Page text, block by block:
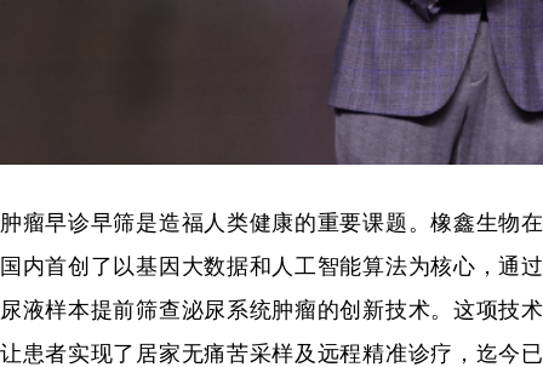
肿瘤早诊早筛是造福人类健康的重要课题。橡鑫生物在
国内首创了以基因大数据和人工智能算法为核心，通过
尿液样本提前筛查泌尿系统肿瘤的创新技术。这项技术
让患者实现了居家无痛苦采样及远程精准诊疗，迄今已